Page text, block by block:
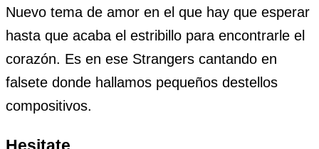
Nuevo tema de amor en el que hay que esperar
hasta que acaba el estribillo para encontrarle el
corazón. Es en ese Strangers cantando en
falsete donde hallamos pequeños destellos
compositivos.